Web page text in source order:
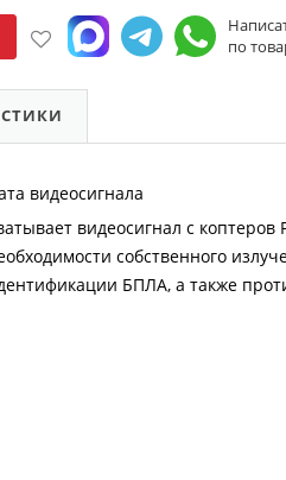
по
видеосигнала
видеосигнал с коптеров
собственного
БПЛА, а также